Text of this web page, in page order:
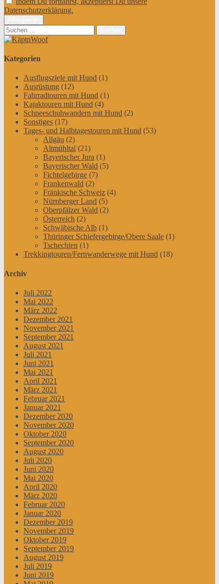
Datenschutzerklärung.
Suchen
nach:
Kategorien
Ausflugsziele mit Hund (1)
Ausrüstung (12)
Fahrradtouren mit Hund (1)
Kajaktouren mit Hund (4)
Schneeschuhwandern mit Hund (2)
Sonstiges (17)
Tages- und Halbtagestouren mit Hund (53)
Allgäu (2)
Altmühltal (21)
Bayerischer Jura (1)
Bayerischer Wald (5)
Fichtelgebirge (7)
Frankenwald (2)
Fränkische Schweiz (4)
Nürnberger Land (5)
Oberpfälzer Wald (2)
Österreich (2)
Schwäbische Alb (1)
Thüringer Schiefergebirge/Obere Saale (1)
Tschechien (1)
Trekkingtouren/Fernwanderwege mit Hund (18)
Archiv
Juli 2022
Mai 2022
März 2022
Dezember 2021
November 2021
September 2021
August 2021
Juli 2021
Juni 2021
Mai 2021
April 2021
März 2021
Februar 2021
Januar 2021
Dezember 2020
November 2020
Oktober 2020
September 2020
August 2020
Juli 2020
Juni 2020
Mai 2020
April 2020
März 2020
Februar 2020
Januar 2020
Dezember 2019
November 2019
Oktober 2019
September 2019
August 2019
Juli 2019
Juni 2019